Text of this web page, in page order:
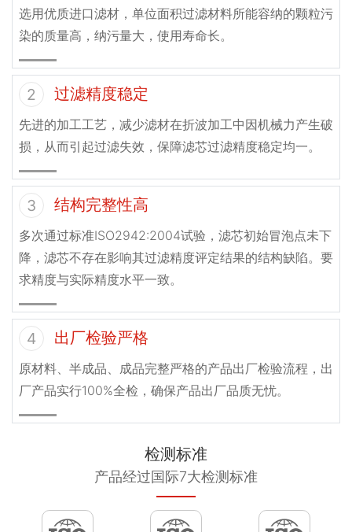
选用优质进口滤材，单位面积过滤材料所能容纳的颗粒污
染的质量高，纳污量大，使用寿命长。
2 过滤精度稳定
先进的加工工艺，减少滤材在折波加工中因机械力产生破
损，从而引起过滤失效，保障滤芯过滤精度稳定均一。
3 结构完整性高
多次通过标准ISO2942:2004试验，滤芯初始冒泡点未下
降，滤芯不存在影响其过滤精度评定结果的结构缺陷。要
求精度与实际精度水平一致。
4 出厂检验严格
原材料、半成品、成品完整严格的产品出厂检验流程，出
厂产品实行100%全检，确保产品出厂品质无忧。
检测标准
产品经过国际7大检测标准